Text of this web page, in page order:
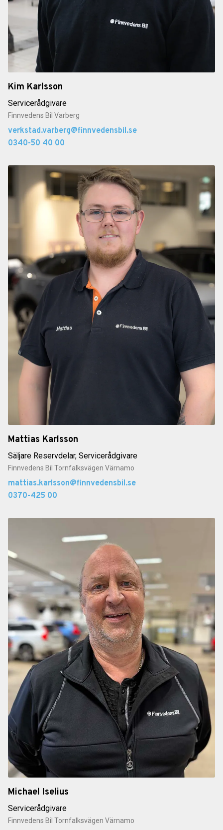
Kim Karlsson
Servicerådgivare
Finnvedens Bil Varberg
verkstad.varberg@finnvedensbil.se
0340-50 40 00
Mattias Karlsson
Säljare Reservdelar, Servicerådgivare
Finnvedens Bil Tornfalksvägen Värnamo
mattias.karlsson@finnvedensbil.se
0370-425 00
Michael Iselius
Servicerådgivare
Finnvedens Bil Tornfalksvägen Värnamo